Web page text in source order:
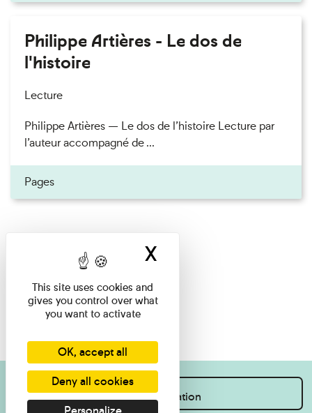
Philippe Artières - Le dos de
l'histoire
Lecture
Philippe Artières — Le dos de l’histoire Lecture par
l’auteur accompagné de ...
Pages
I want information
This site uses cookies and
gives you control over what
you want to activate
OK, accept all
Deny all cookies
X